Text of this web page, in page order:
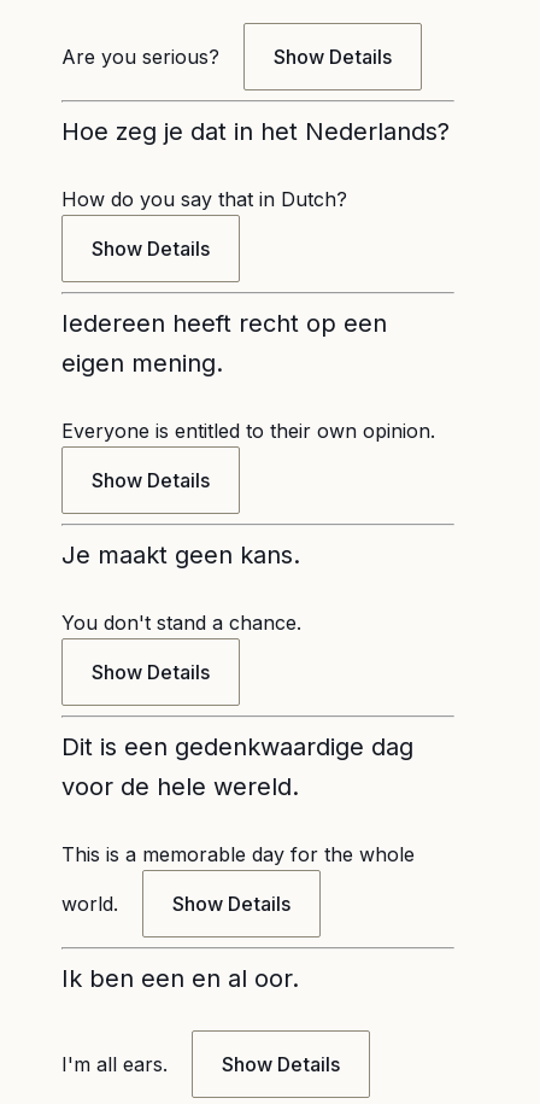
Are you serious? Show Details
Hoe zeg je dat in het Nederlands?
How do you say that in Dutch?
Show Details
Iedereen heeft recht op een
eigen mening.
Everyone is entitled to their own opinion.
Show Details
Je maakt geen kans.
You don't stand a chance.
Show Details
Dit is een gedenkwaardige dag
voor de hele wereld.
This is a memorable day for the whole
world. Show Details
Ik ben een en al oor.
I'm all ears. Show Details